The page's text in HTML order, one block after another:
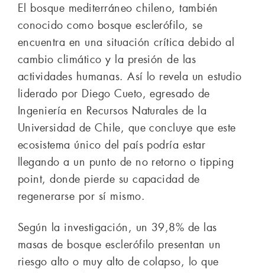
El bosque mediterráneo chileno, también
conocido como bosque esclerófilo, se
encuentra en una situación crítica debido al
cambio climático y la presión de las
actividades humanas. Así lo revela un estudio
liderado por Diego Cueto, egresado de
Ingeniería en Recursos Naturales de la
Universidad de Chile, que concluye que este
ecosistema único del país podría estar
llegando a un punto de no retorno o tipping
point, donde pierde su capacidad de
regenerarse por sí mismo.
Según la investigación, un 39,8% de las
masas de bosque esclerófilo presentan un
riesgo alto o muy alto de colapso, lo que